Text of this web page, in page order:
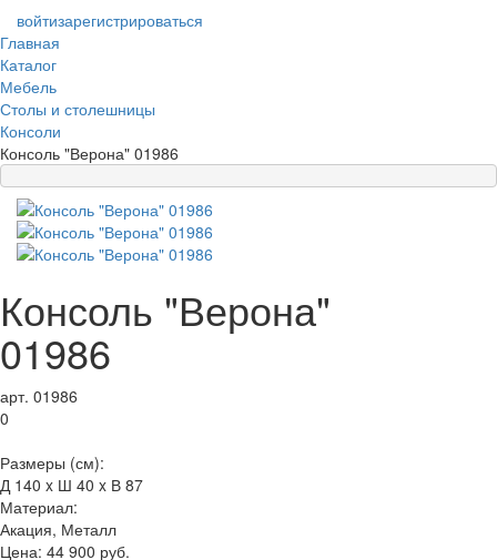
войтизарегистрироваться
Главная
Каталог
Мебель
Столы и столешницы
Консоли
Консоль "Верона" 01986
Консоль "Верона"
01986
арт. 01986
0
Размеры (см):
Д 140 x Ш 40 x В 87
Материал:
Акация, Металл
Цена: 44 900 руб.